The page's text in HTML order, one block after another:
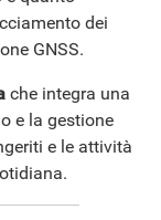
dei
GNSS.
che integra una
e la gestione
e le attività